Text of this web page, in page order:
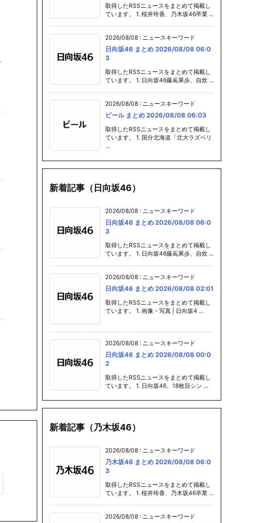
取得したRSSニュースをまとめて掲載し
ています。 1. 桜井玲香、乃木坂46卒業 ...
2026/08/08 : ニュースキーワード
日向坂46 まとめ 2026/08/08 06:0
3
取得したRSSニュースをまとめて掲載し
ています。 1. 日向坂46藤嶌果歩、自炊 ...
2026/08/08 : ニュースキーワード
ビール まとめ 2026/08/08 06:03
取得したRSSニュースをまとめて掲載し
ています。 1. 国分北海道「北大ラズベリ
...
新着記事（日向坂46）
2026/08/08 : ニュースキーワード
日向坂46 まとめ 2026/08/08 06:0
3
取得したRSSニュースをまとめて掲載し
ています。 1. 日向坂46藤嶌果歩、自炊 ...
2026/08/08 : ニュースキーワード
日向坂46 まとめ 2026/08/08 02:01
取得したRSSニュースをまとめて掲載し
ています。 1. 画像・写真 | 日向坂4 ...
2026/08/08 : ニュースキーワード
日向坂46 まとめ 2026/08/08 00:0
2
取得したRSSニュースをまとめて掲載し
ています。 1. 日向坂46、18枚目シン ...
新着記事（乃木坂46）
2026/08/08 : ニュースキーワード
乃木坂46 まとめ 2026/08/08 06:0
3
取得したRSSニュースをまとめて掲載し
ています。 1. 桜井玲香、乃木坂46卒業 ...
2026/08/08 : ニュースキーワード